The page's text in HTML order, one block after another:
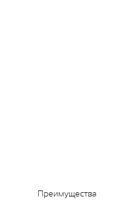
Преимущества